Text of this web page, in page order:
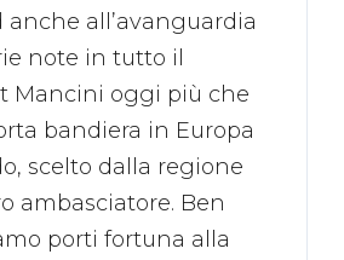
all’avanguardia
note in tutto il
Mancini oggi più che
bandiera in Europa
scelto dalla regione
ambasciatore. Ben
porti fortuna alla